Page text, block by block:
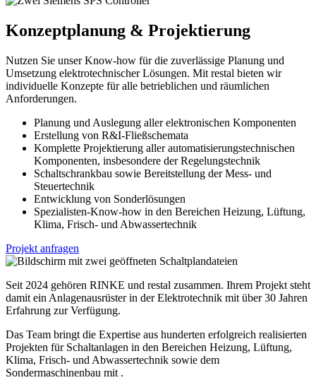
Konzeptplanung & Projektierung
Nutzen Sie unser Know-how für die zuverlässige Planung und
Umsetzung elektrotechnischer Lösungen. Mit restal bieten wir
individuelle Konzepte für alle betrieblichen und räumlichen
Anforderungen.
Planung und Auslegung aller elektronischen Komponenten
Erstellung von R&I-Fließschemata
Komplette Projektierung aller automatisierungstechnischen
Komponenten, insbesondere der Regelungstechnik
Schaltschrankbau sowie Bereitstellung der Mess- und
Steuertechnik
Entwicklung von Sonderlösungen
Spezialisten-Know-how in den Bereichen Heizung, Lüftung,
Klima, Frisch- und Abwassertechnik
Projekt anfragen
Seit 2024 gehören RINKE und restal zusammen. Ihrem Projekt steht
damit ein Anlagenausrüster in der Elektrotechnik mit über 30 Jahren
Erfahrung zur Verfügung.
Das Team bringt die Expertise aus hunderten erfolgreich realisierten
Projekten für Schaltanlagen in den Bereichen Heizung, Lüftung,
Klima, Frisch- und Abwassertechnik sowie dem
Sondermaschinenbau mit .